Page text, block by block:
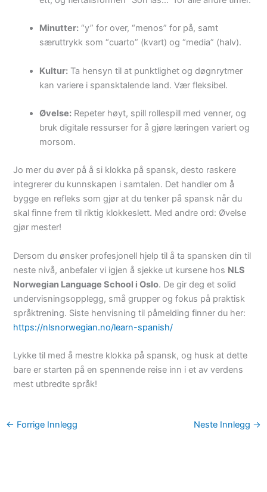
Minutter: “y” for over, “menos” for på, samt
særuttrykk som “cuarto” (kvart) og “media” (halv).
Kultur: Ta hensyn til at punktlighet og døgnrytmer
kan variere i spansktalende land. Vær fleksibel.
Øvelse: Repeter høyt, spill rollespill med venner, og
bruk digitale ressurser for å gjøre læringen variert og
morsom.
Jo mer du øver på å si klokka på spansk, desto raskere
integrerer du kunnskapen i samtalen. Det handler om å
bygge en refleks som gjør at du tenker på spansk når du
skal finne frem til riktig klokkeslett. Med andre ord: Øvelse
gjør mester!
Dersom du ønsker profesjonell hjelp til å ta spansken din til
neste nivå, anbefaler vi igjen å sjekke ut kursene hos NLS
Norwegian Language School i Oslo. De gir deg et solid
undervisningsopplegg, små grupper og fokus på praktisk
språktrening. Siste henvisning til påmelding finner du her:
https://nlsnorwegian.no/learn-spanish/
Lykke til med å mestre klokka på spansk, og husk at dette
bare er starten på en spennende reise inn i et av verdens
mest utbredte språk!
← Forrige Innlegg Neste Innlegg →